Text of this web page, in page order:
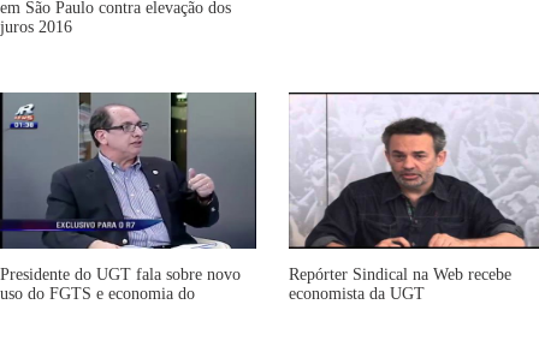
em São Paulo contra elevação dos
juros 2016
Presidente do UGT fala sobre novo
uso do FGTS e economia do
Repórter Sindical na Web recebe
economista da UGT